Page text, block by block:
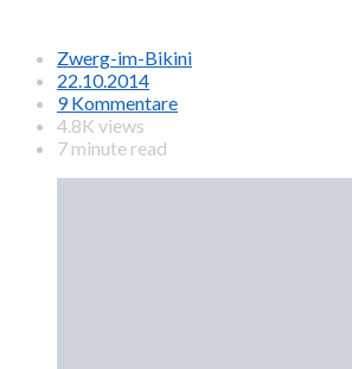
Zwerg-im-Bikini
22.10.2014
9 Kommentare
4.8K views
7 minute read